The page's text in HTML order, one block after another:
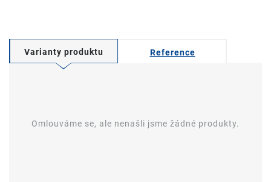
Varianty produktu Reference
Omlouváme se, ale nenašli jsme žádné produkty.